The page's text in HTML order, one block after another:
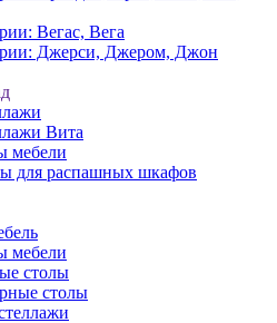
Вегас, Вега
Джерси, Джером, Джон
Вита
мебели
для распашных шкафов
мебели
столы
столы